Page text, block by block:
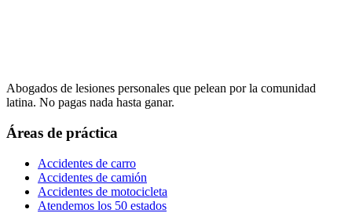
Abogados de lesiones personales que pelean por la comunidad
latina. No pagas nada hasta ganar.
Áreas de práctica
Accidentes de carro
Accidentes de camión
Accidentes de motocicleta
Atendemos los 50 estados